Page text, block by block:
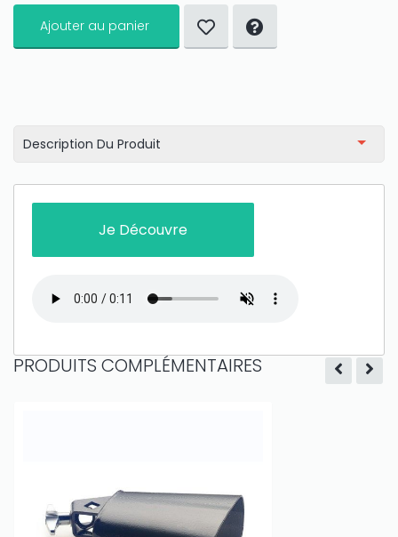
Ajouter au panier
Description Du Produit
Je Découvre
PRODUITS COMPLÉMENTAIRES
Only play at
if you really want to win a huge
amount on your credits!